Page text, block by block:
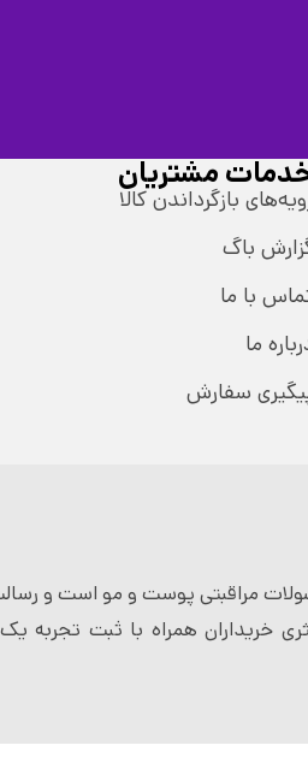
مشتریان
بازگرداندن کالا
باگ
با ما
ما
سفارش
مراقبتی پوست و مو است و
خریداران همراه با ثبت